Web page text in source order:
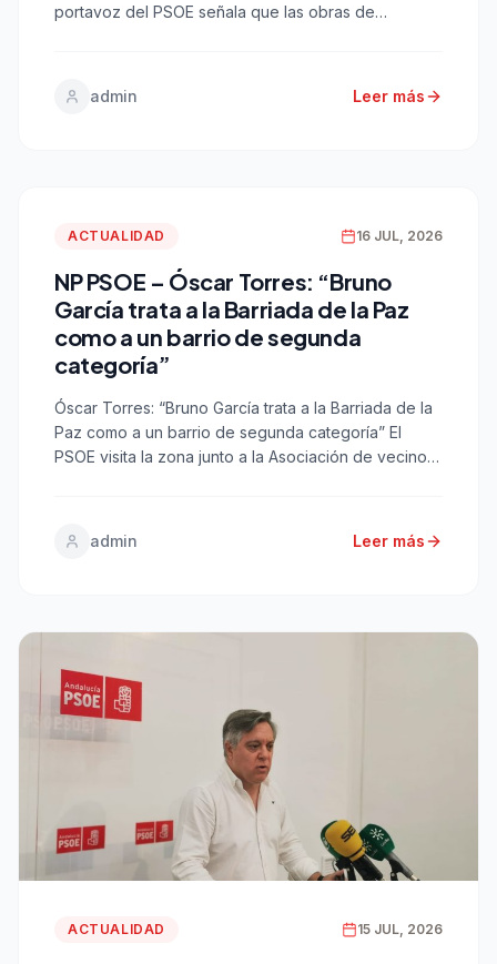
portavoz del PSOE señala que las obras de
suponen la adaptación del edificio para acoger la
Escuela de Hostelería” Cádiz, 20 […]
admin Leer más
ACTUALIDAD 16 JUL, 2026
NP PSOE – Óscar Torres: “Bruno
García trata a la Barriada de la Paz
como a un barrio de segunda
categoría”
Óscar Torres: “Bruno García trata a la Barriada de la
Paz como a un barrio de segunda categoría” El
PSOE visita la zona junto a la Asociación de vecinos
muchas cuestiones. Cádiz, 17 de julio de 2026.- El
portavoz […]
admin Leer más
ACTUALIDAD 15 JUL, 2026